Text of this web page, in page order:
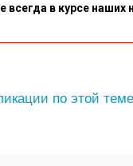
всегда в курсе наших
по этой